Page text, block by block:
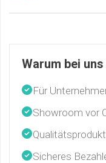
Warum bei
Für
Showroom vor
Sicheres